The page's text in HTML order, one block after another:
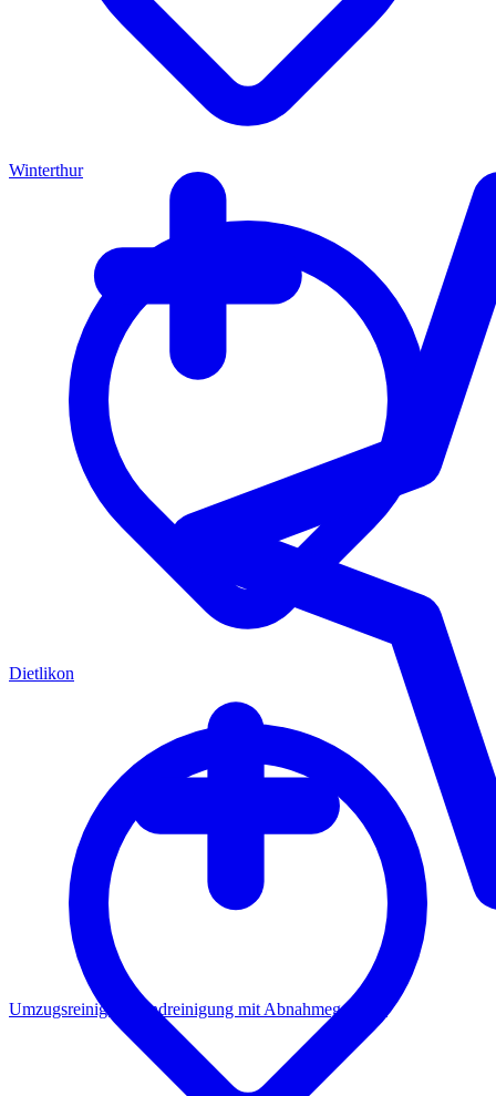
Umzugsreinigung Endreinigung mit Abnahmegarantie
Winterthur
Dietlikon